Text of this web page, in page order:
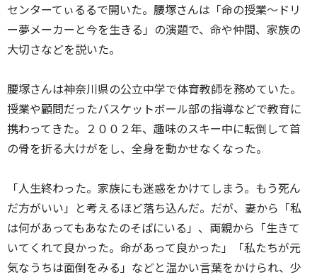
センターてぃるるで開いた。腰塚さんは「命の授業～ドリ
ー夢メーカーと今を生きる」の演題で、命や仲間、家族の
大切さなどを説いた。
腰塚さんは神奈川県の公立中学で体育教師を務めていた。
授業や顧問だったバスケットボール部の指導などで教育に
携わってきた。２００２年、趣味のスキー中に転倒して首
の骨を折る大けがをし、全身を動かせなくなった。
「人生終わった。家族にも迷惑をかけてしまう。もう死ん
だ方がいい」と考えるほど落ち込んだ。だが、妻から「私
は何があってもあなたのそばにいる」、両親から「生きて
いてくれて良かった。命があって良かった」「私たちが元
気なうちは面倒をみる」などと温かい言葉をかけられ、少